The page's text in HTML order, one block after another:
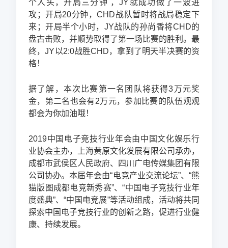
个人头，开局三分钟 ，JY就成功做了一波进
攻；开局20分钟，CHD战队暂时将战局稳定下
来；开局半个小时，JY战队的孙尚香将CHD的
盘古击败，并顺势取得了第一场比赛的胜利。最
终，JY以2:0战胜CHD，拿到了明天半决赛的资
格！
据了解，本次比赛第一名团队将获得3万元奖
金，第二名也会有2万元，参加比赛的队伍观观
都会为你加油哦！
2019中国电子竞技行业年会由中国文化娱乐行
业协会主办，上海黄原文化发展有限公司承办，
成都市武侯区人民政府、四川广电传媒集团有限
公司协办。本届年会由“电竞产业交流论坛”、“熊
猫版图成都电竞新秀赛”、“中国电子竞技行业年
度盛典”、“中国电竞展”等活动组成，活动将共同
探索中国电子竞技行业的创新之路，促进行业健
康、持续发展。